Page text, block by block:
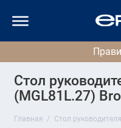
Стол
(MGL81L.27)
Главная Стол